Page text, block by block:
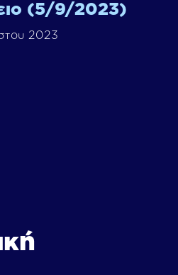
(5/9/2023)
2023